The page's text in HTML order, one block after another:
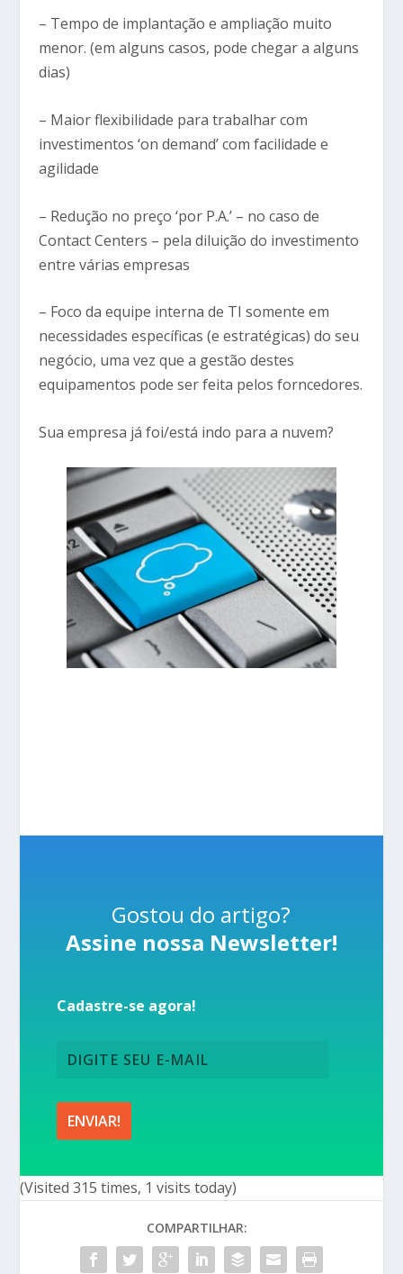
– Tempo de implantação e ampliação muito
menor. (em alguns casos, pode chegar a alguns
dias)
– Maior flexibilidade para trabalhar com
investimentos ‘on demand’ com facilidade e
agilidade
– Redução no preço ‘por P.A.’ – no caso de
Contact Centers – pela diluição do investimento
entre várias empresas
– Foco da equipe interna de TI somente em
necessidades específicas (e estratégicas) do seu
negócio, uma vez que a gestão destes
equipamentos pode ser feita pelos forncedores.
Sua empresa já foi/está indo para a nuvem?
Gostou do artigo?
Assine nossa Newsletter!
Cadastre-se agora!
(Visited 315 times, 1 visits today)
COMPARTILHAR: